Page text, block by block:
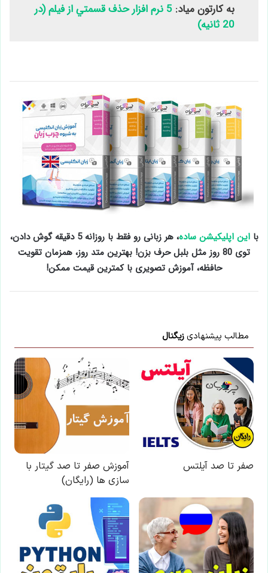
به کارتون میاد:
5 نرم افزار حذف قسمتي از فيلم (در
20 ثانيه)
بااین اپلیکیشن ساده
، هر زبانی رو فقط با روزانه 5 دقیقه گوش دادن،
توی 80 روز مثل بلبل حرف بزن! بهترین متد روز، همزمان تقویت
حافظه، آموزش تصویری با کمترین قیمت ممکن!